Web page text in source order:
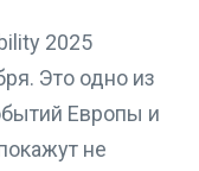
2025
Это одно из
Европы и
не